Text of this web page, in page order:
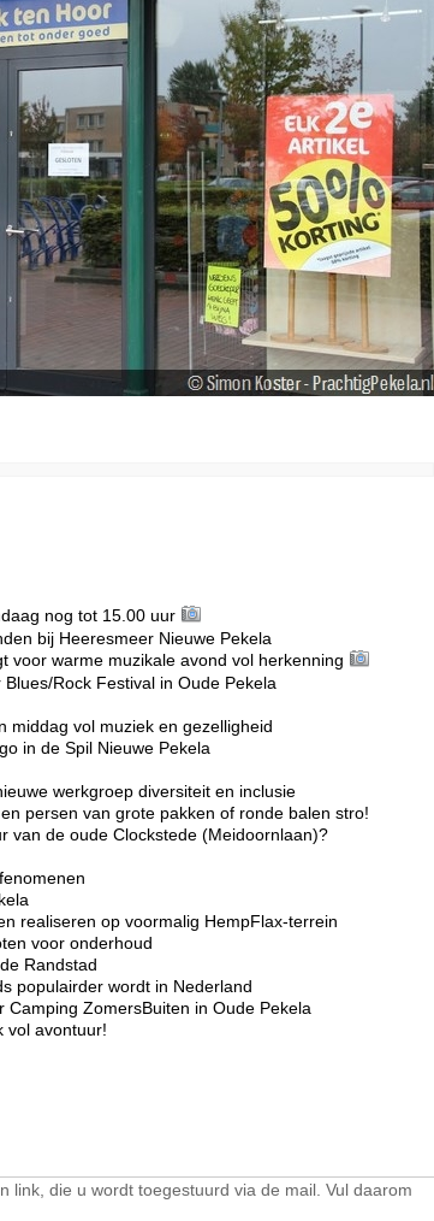
nog tot 15.00 uur
bij Heeresmeer Nieuwe Pekela
voor warme muzikale avond vol herkenning
Rock Festival in Oude Pekela
middag vol muziek en gezelligheid
in de Spil Nieuwe Pekela
werkgroep diversiteit en inclusie
persen van grote pakken of ronde balen stro!
van de oude Clockstede (Meidoornlaan)?
realiseren op voormalig HempFlax-terrein
voor onderhoud
Randstad
populairder wordt in Nederland
ZomersBuiten in Oude Pekela
vol avontuur!
link, die u wordt toegestuurd via de mail. Vul daarom